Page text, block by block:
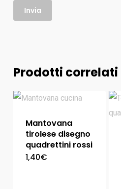
Prodotti correlati
Mantovana
tirolese disegno
quadrettini rossi
1,40€